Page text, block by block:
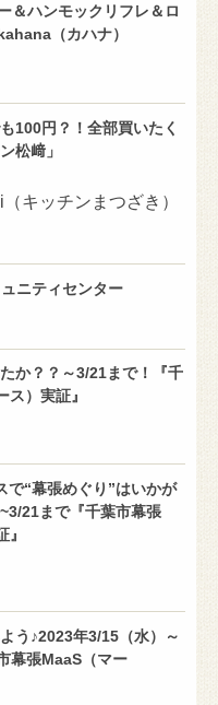
＆ハンモックリフレ＆ロ
（カハナ）
100円？！全部買いたく
松﨑」
キッチンまつざき）
ニティセンター
か？？～3/21まで！『千
）実証』
で“幕張めぐり”はいかが
21まで『千葉市幕張
う♪2023年3/15（水）～
幕張MaaS（マー